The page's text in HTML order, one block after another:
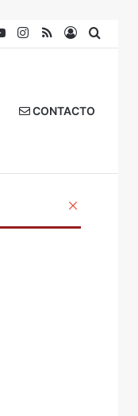
Acceso
RSS
Instagram
YouTube
CONTACTO